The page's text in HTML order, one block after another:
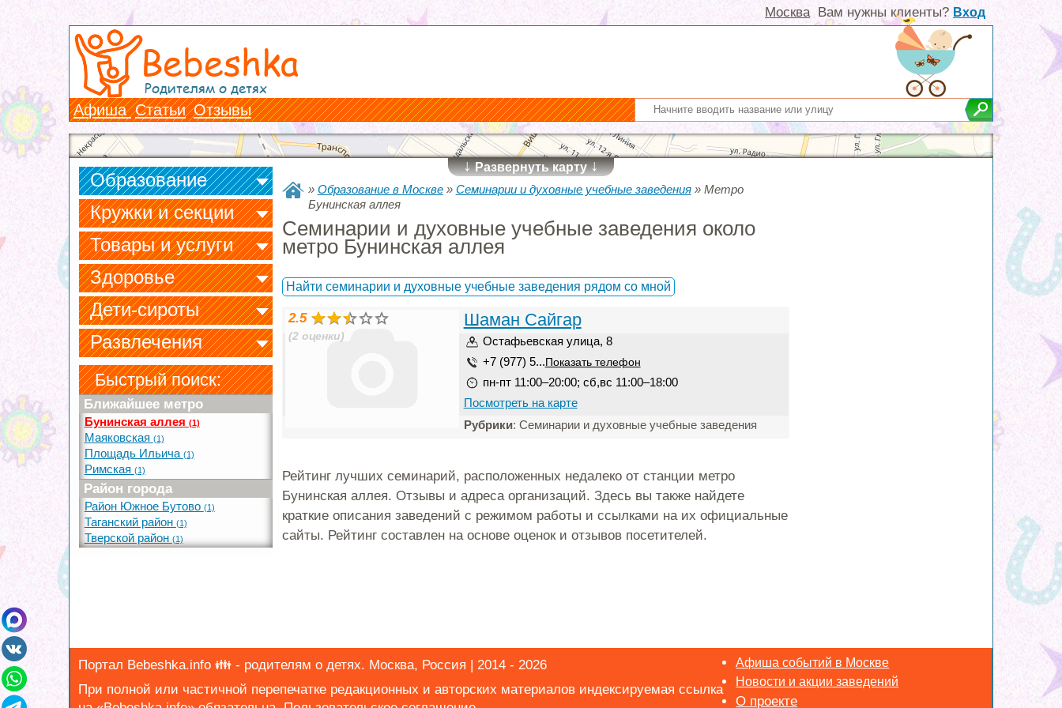
Вам нужны клиенты? Вход
Москва
Bebeshka
Родителям о детях
Афиша Статьи Отзывы
↓Развернуть карту↓
Образование
Кружки и секции
Товары и услуги
Здоровье
Дети-сироты
Развлечения
Быстрый поиск:
Ближайшее метро
Бунинская аллея (1)
Маяковская (1)
Площадь Ильича (1)
Римская (1)
Район города
Район Южное Бутово (1)
Таганский район (1)
Тверской район (1)
» Образование в Москве» Семинарии и духовные учебные заведения» Метро
Бунинская аллея
Семинарии и духовные учебные заведения около
метро Бунинская аллея
Найти семинарии и духовные учебные заведения рядом со мной
2.5
(2 оценки)
Шаман Сайгар
Остафьевская улица, 8
+7 (977) 5... Показать телефон
пн-пт 11:00–20:00; сб,вс 11:00–18:00
Посмотреть на карте
Рубрики: Семинарии и духовные учебные заведения
Рейтинг лучших семинарий, расположенных недалеко от станции метро
Бунинская аллея. Отзывы и адреса организаций. Здесь вы также найдете
краткие описания заведений с режимом работы и ссылками на их официальные
сайты. Рейтинг составлен на основе оценок и отзывов посетителей.
Портал Bebeshka.info 👪 - родителям о детях. Москва, Россия | 2014 - 2026
При полной или частичной перепечатке редакционных и авторских материалов индексируемая ссылка
Афиша событий в Москве
Новости и акции заведений